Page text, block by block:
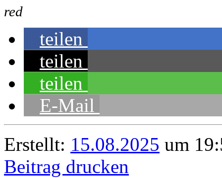
red
teilen
teilen
teilen
E-Mail
Erstellt: 15.08.2025 um
Beitrag drucken